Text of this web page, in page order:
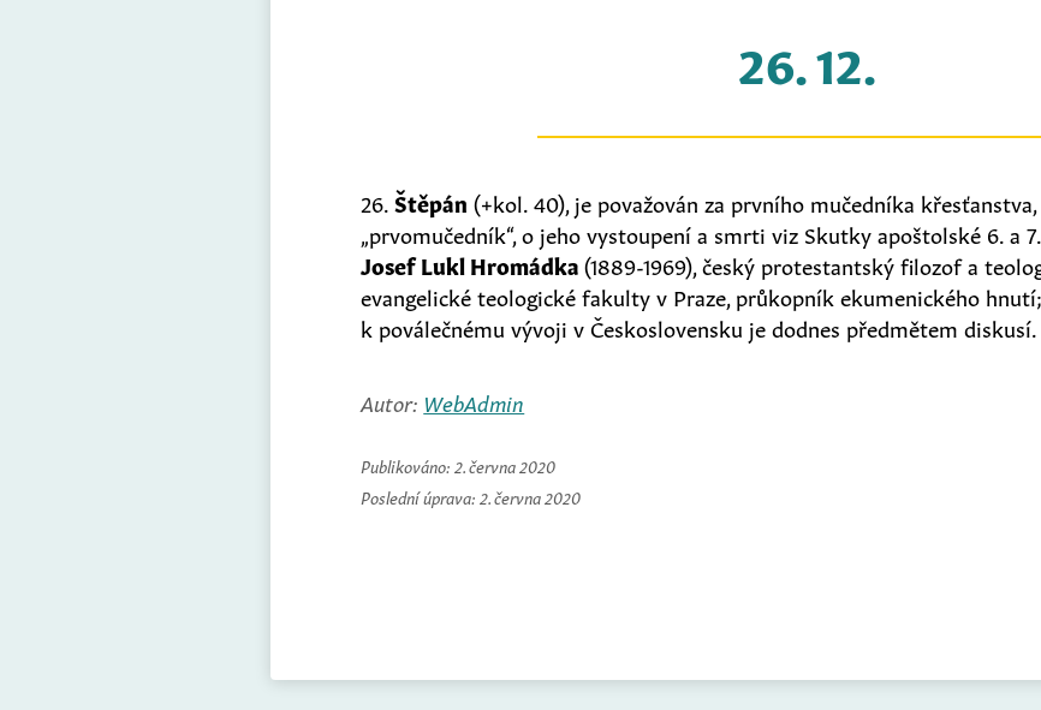
26. 12.
26. Štěpán (+kol. 40), je považován za prvního mučedníka
„prvomučedník“, o jeho vystoupení a smrti viz Skutky apoštolské 6. a
Josef Lukl Hromádka(1889-1969), český protestantský filozof a
evangelické teologické fakulty v Praze, průkopník ekumenického
k poválečnému vývoji v Československu je dodnes předmětem diskusí.
Autor: WebAdmin
Publikováno: 2. června 2020
Poslední úprava: 2. června 2020